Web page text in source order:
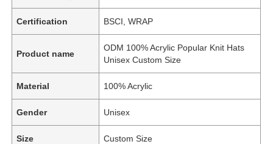
Certification BSCI, WRAP
Product name
ODM 100% Acrylic Popular Knit Hats
Unisex Custom Size
Material 100% Acrylic
Gender Unisex
Size Custom Size